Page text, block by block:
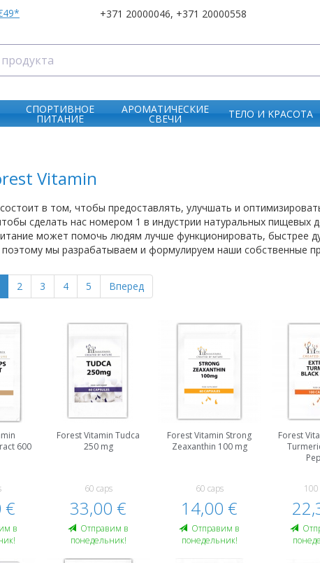
+371 20000046, +371 20000558
СПОРТИВНОЕ
ПИТАНИЕ
АРОМАТИЧЕСКИЕ
СВЕЧИ ТЕЛО И KРАСОТА
Vitamin
в том, чтобы предоставлять, улучшать и
сделать нас номером 1 в индустрии натуральных пищевых
может помочь людям лучше функционировать, быстрее
мы разрабатываем и формулируем наши собственные
2 3 4 5 Вперед
600
€
в
Forest Vitamin Tudca
250 mg
60 caps
33,00 €
Oтправим в
понедельник!
Forest Vitamin Strong
Zeaxanthin 100 mg
60 caps
14,00 €
Oтправим в
понедельник!
Forest
100